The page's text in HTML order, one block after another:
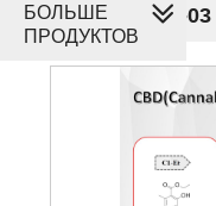
КБР серии-03
БОЛЬШЕ
ПРОДУКТОВ